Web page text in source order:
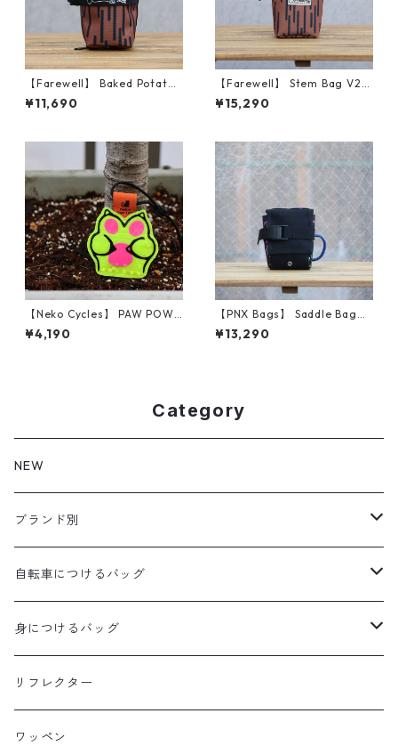
【Farewell】 Baked Potato™
（Brawn Rain Camo）
¥11,690
【Farewell】 Stem Bag V2
（Brawn Rain Camo）
¥15,290
【Neko Cycles】 PAW POWE
R
¥4,190
【PNX Bags】 Saddle Bag
（Black Classic）
¥13,290
Category
NEW
ブランド別
aldr works
B3
Baby Legs Bags
Bike Friday
自転車につけるバッグ
WALD 用バッグ
ハンドルバーバッグ
トップチューブバッグ
身につけるバッグ
ヒップバッグ
トートバッグ
リフレクター
ワッペン